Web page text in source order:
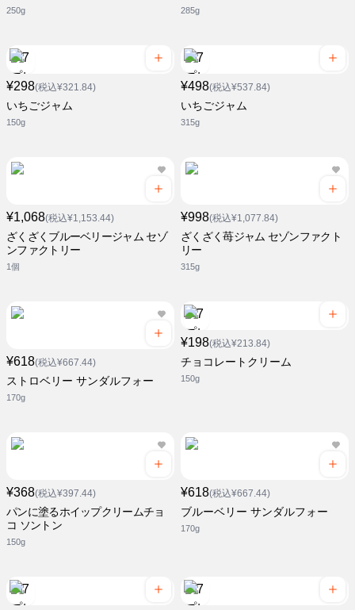
250g 285g
¥298(税込¥321.84)
いちごジャム
150g
¥498(税込¥537.84)
いちごジャム
315g
¥1,068(税込¥1,153.44)
ざくざくブルーベリージャム セゾ
ンファクトリー
1個
¥998(税込¥1,077.84)
ざくざく苺ジャム セゾンファクト
リー
315g
¥618(税込¥667.44)
ストロベリー サンダルフォー
170g
¥198(税込¥213.84)
チョコレートクリーム
150g
¥368(税込¥397.44)
パンに塗るホイップクリームチョ
コ ソントン
150g
¥618(税込¥667.44)
ブルーベリー サンダルフォー
170g